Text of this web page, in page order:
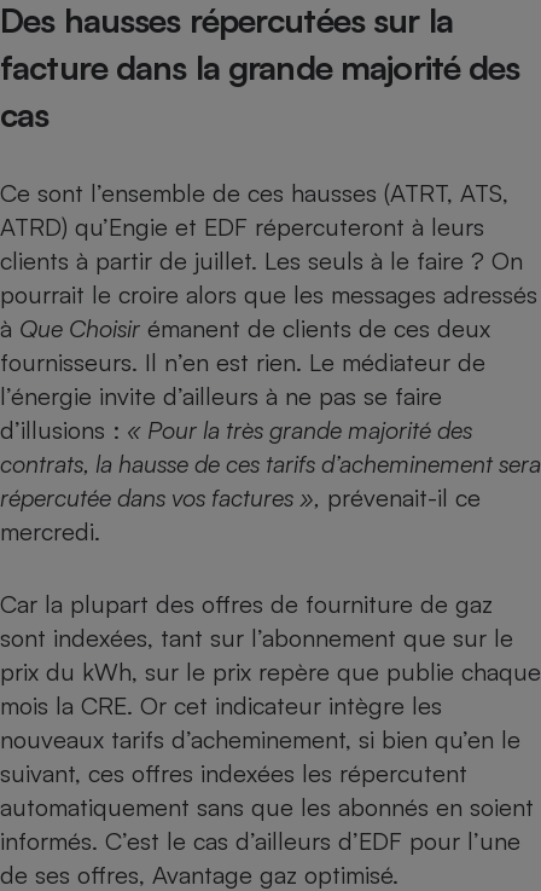
Des hausses répercutées sur la
facture dans la grande majorité des
cas
Ce sont l’ensemble de ces hausses (ATRT, ATS,
ATRD) qu’Engie et EDF répercuteront à leurs
clients à partir de juillet. Les seuls à le faire ? On
pourrait le croire alors que les messages adressés
à Que Choisir émanent de clients de ces deux
fournisseurs. Il n’en est rien. Le médiateur de
l’énergie invite d’ailleurs à ne pas se faire
d’illusions : « Pour la très grande majorité des
contrats, la hausse de ces tarifs d’acheminement sera
répercutée dans vos factures », prévenait-il ce
mercredi.
Car la plupart des offres de fourniture de gaz
sont indexées, tant sur l’abonnement que sur le
prix du kWh, sur le prix repère que publie chaque
mois la CRE. Or cet indicateur intègre les
nouveaux tarifs d’acheminement, si bien qu’en le
suivant, ces offres indexées les répercutent
automatiquement sans que les abonnés en soient
informés. C’est le cas d’ailleurs d’EDF pour l’une
de ses offres, Avantage gaz optimisé.